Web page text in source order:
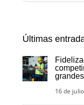
Últimas
16 de